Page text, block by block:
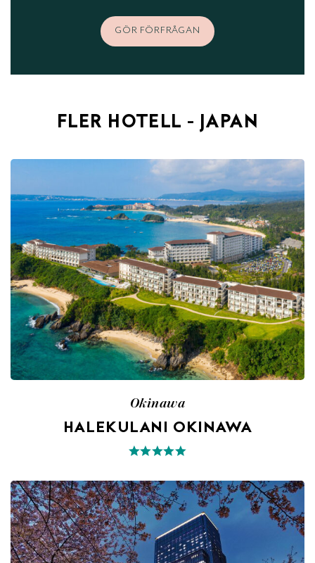
GÖR FÖRFRÅGAN
FLER HOTELL - JAPAN
Okinawa
HALEKULANI OKINAWA